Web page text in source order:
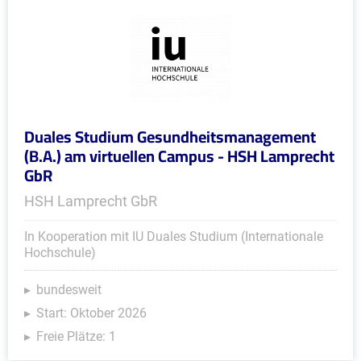
Duales Studium Gesundheitsmanagement
(B.A.) am virtuellen Campus - HSH Lamprecht
GbR
HSH Lamprecht GbR
In Kooperation mit IU Duales Studium (Internationale
Hochschule)
bundesweit
Start: Oktober 2026
Freie Plätze: 1